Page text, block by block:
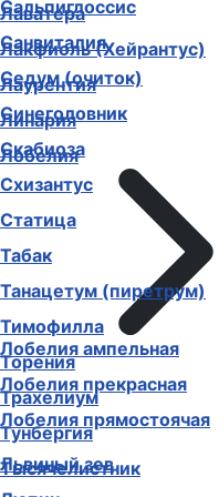
Лаватера
Лакфиоль (Хейрантус)
Лаурентия
Линария
Лобелия
Лобелия ампельная
Лобелия прекрасная
Лобелия прямостоячая
Львиный зев
Сальпиглоссис
Санвиталия
Седум (очиток)
Синеголовник
Скабиоза
Схизантус
Статица
Табак
Танацетум (пиретрум)
Тимофилла
Торения
Трахелиум
Тунбергия
Тысячелистник